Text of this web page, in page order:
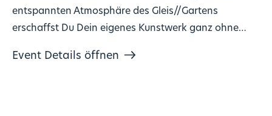
entspannten Atmosphäre des Gleis//Gartens
erschaffst Du Dein eigenes Kunstwerk ganz ohne
Event Details öffnen